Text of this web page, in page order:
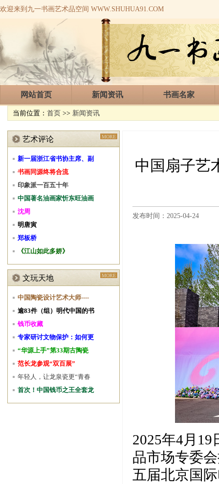
欢迎来到九一书画艺术品空间 WWW.SHUHUA91.COM
网站首页 新闻资讯 书画名家
当前位置： 首页 >> 新闻资讯
中国扇子艺
发布时间：2025-04-24
2025年4月
品市场专委
五届北京国
艺术评论 MORE
新一届浙江省书协主席、副
书画同源终将合流
印象派一百五十年
中国著名油画家忻东旺油画
沈周
明唐寅
郑板桥
《江山如此多娇》
文玩天地 MORE
中国陶瓷设计艺术大师----
逾83件（组）明代中国的书
钱币收藏
专家研讨文物保护：如何更
“华源上手”第33期古陶瓷
范长龙参观“双百展”
年轻人，让龙泉瓷更“青春
首次！中国钱币之王全套龙